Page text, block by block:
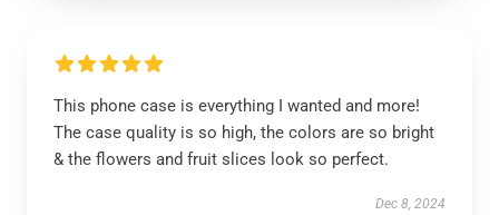
This phone case is everything I wanted and more!
The case quality is so high, the colors are so bright
& the flowers and fruit slices look so perfect.
Dec 8, 2024